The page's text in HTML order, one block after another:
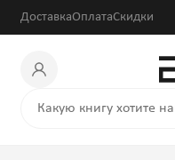
ДоставкаОплатаСкидки